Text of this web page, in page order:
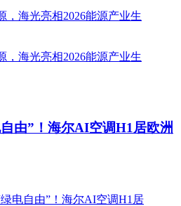
由”！海尔AI空调H1居欧洲